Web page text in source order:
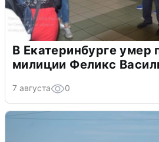
В Екатеринбурге умер
милиции Феликс
7 августа 0